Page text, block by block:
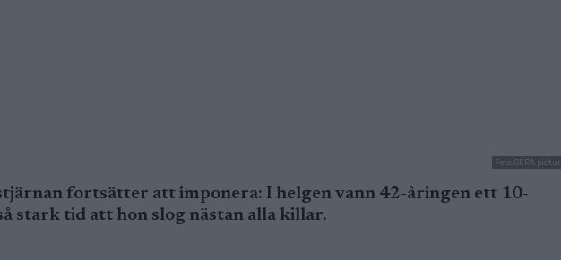
Foto: GEPA
fortsätter att imponera: I helgen vann 42-åringen ett 10-
stark tid att hon slog nästan alla killar.